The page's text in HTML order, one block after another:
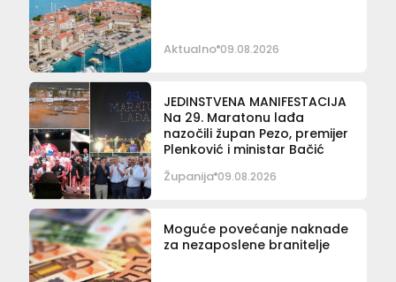
Aktualno 09.08.2026
JEDINSTVENA MANIFESTACIJA
Na 29. Maratonu lađa
nazočili župan Pezo, premijer
Plenković i ministar Bačić
Županija 09.08.2026
Moguće povećanje naknade
za nezaposlene branitelje